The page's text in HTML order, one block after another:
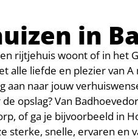
in
rijtjehuis woont of in het
alle liefde en plezier van
aan naar jouw
opslag? Van
of ga je bijvoorbeeld in
sterke, snelle, ervaren en